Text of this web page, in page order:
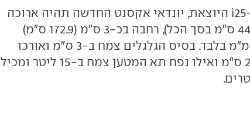
בהשוואה ל-i25 היוצאת, יונדאי אקסנט החדשה תהיה ארוכה
ב-11 ס"מ (444 ס"מ בסך הכל), רחבה בכ-3 ס"מ (172.9 ס"מ)
ונמוכה ב-3 מ"מ בלבד. בסיס הגלגלים צמח ב-3 ס"מ ואורכו
עומד על 260 ס"מ ואילו נפח תא המטען צמח ב-15 ליטר ומכיל